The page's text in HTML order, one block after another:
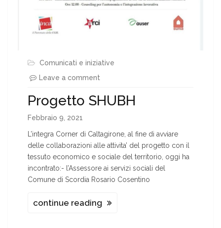
Comunicati e iniziative
Leave a comment
Progetto SHUBH
Febbraio 9, 2021
L’integra Corner di Caltagirone, al fine di avviare
delle collaborazioni alle attivita’ del progetto con il
tessuto economico e sociale del territorio, oggi ha
incontrato:- l’Assessore ai servizi sociali del
Comune di Scordia Rosario Cosentino
continue reading